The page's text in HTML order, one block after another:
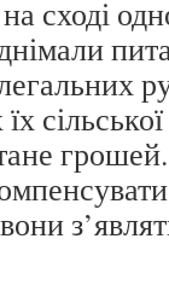
сході